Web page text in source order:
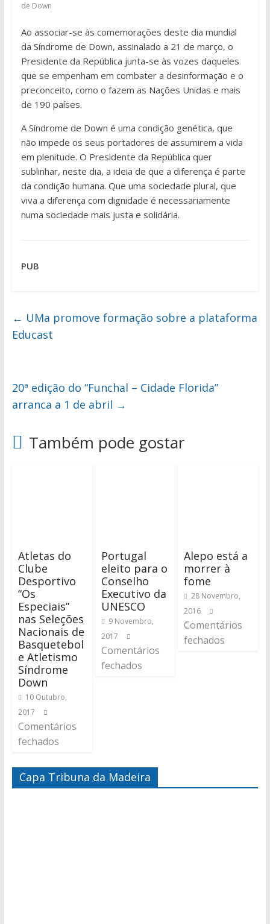
de Down
Ao associar-se às comemorações deste dia mundial
da Síndrome de Down, assinalado a 21 de março, o
Presidente da República junta-se às vozes daqueles
que se empenham em combater a desinformação e o
preconceito, como o fazem as Nações Unidas e mais
de 190 países.
A Síndrome de Down é uma condição genética, que
não impede os seus portadores de assumirem a vida
em plenitude. O Presidente da República quer
sublinhar, neste dia, a ideia de que a diferença é parte
da condição humana. Que uma sociedade plural, que
viva a diferença com dignidade é necessariamente
numa sociedade mais justa e solidária.
PUB
← UMa promove formação sobre a plataforma
Educast
20ª edição do “Funchal – Cidade Florida”
arranca a 1 de abril →
Também pode gostar
Atletas do
Clube
Desportivo
“Os
Especiais”
nas Seleções
Nacionais de
Basquetebol
e Atletismo
Síndrome
Down
10 Outubro,
2017
Comentários
fechados
Portugal
eleito para o
Conselho
Executivo da
UNESCO
9 Novembro,
2017
Comentários
fechados
Alepo está a
morrer à
fome
28 Novembro,
2016
Comentários
fechados
Capa Tribuna da Madeira